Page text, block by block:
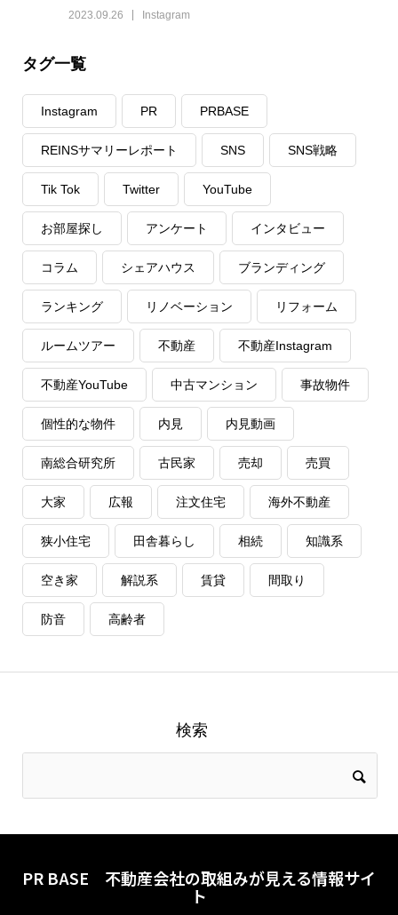
2023.09.26 Instagram
タグ一覧
Instagram PR PRBASE
REINSサマリーレポート SNS SNS戦略
Tik Tok Twitter YouTube
お部屋探し アンケート インタビュー
コラム シェアハウス ブランディング
ランキング リノベーション リフォーム
ルームツアー 不動産 不動産Instagram
不動産YouTube 中古マンション 事故物件
個性的な物件 内見 内見動画
南総合研究所 古民家 売却 売買
大家 広報 注文住宅 海外不動産
狭小住宅 田舎暮らし 相続 知識系
空き家 解説系 賃貸 間取り
防音 高齢者
検索
PR BASE 不動産会社の取組みが見える情報サイ
ト